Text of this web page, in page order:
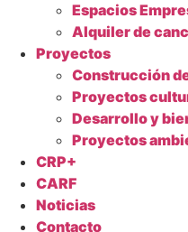
Espacios
Alquiler de
Proyectos
Construcción
Proyectos
Desarrollo y
Proyectos
CRP+
CARF
Noticias
Contacto